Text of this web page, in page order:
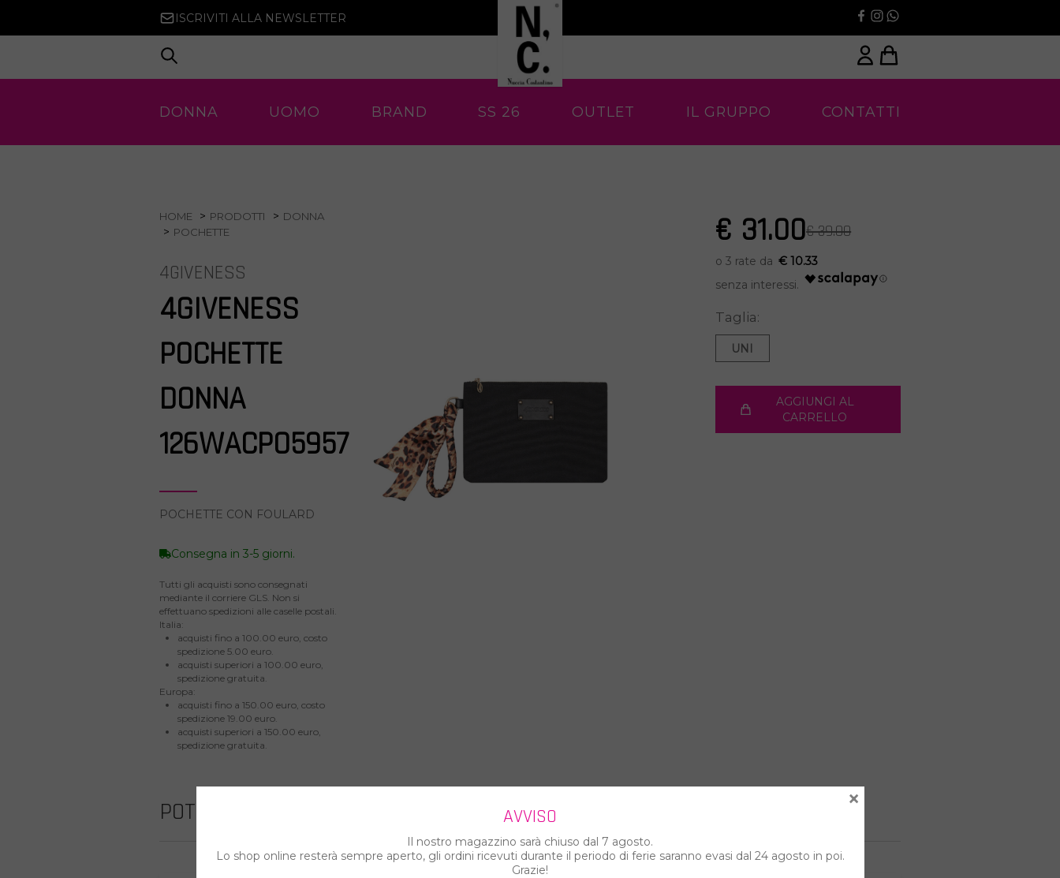
ISCRIVITI ALLA NEWSLETTER
DONNA UOMO BRAND SS 26 OUTLET IL GRUPPO CONTATTI
HOME PRODOTTI
DONNA
POCHETTE
4GIVENESS
4GIVENESS
POCHETTE
DONNA
126WACPO5957
POCHETTE CON FOULARD
Consegna in 3-5 giorni.
Tutti gli acquisti sono consegnati
mediante il corriere GLS. Non si
effettuano spedizioni alle caselle postali.
Italia:
acquisti fino a 100.00 euro, costo
spedizione 5.00 euro.
acquisti superiori a 100.00 euro,
spedizione gratuita.
Europa:
acquisti fino a 150.00 euro, costo
spedizione 19.00 euro.
acquisti superiori a 150.00 euro,
spedizione gratuita.
€ 31.00€ 39.00
€ 10.33
Taglia:
UNI
AGGIUNGI AL
CARRELLO
POTREBBE INTERESSARTI ANCHE... AVVISO
Il nostro magazzino sarà chiuso dal 7 agosto.
Lo shop online resterà sempre aperto, gli ordini ricevuti durante il periodo di ferie saranno evasi dal 24 agosto in poi.
Grazie!
×